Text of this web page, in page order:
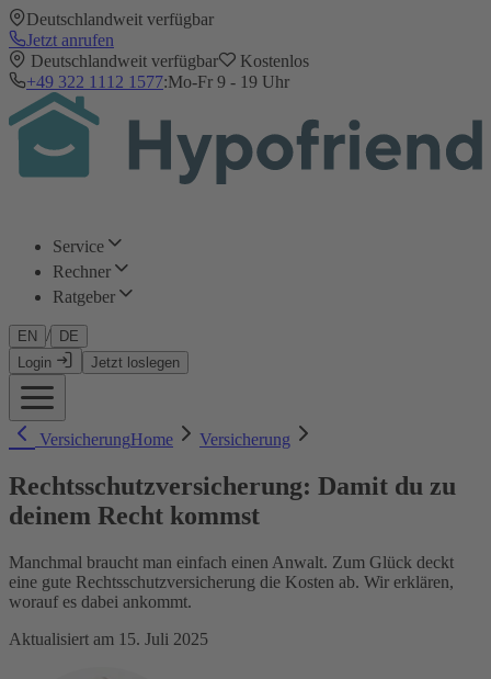
Deutschlandweit verfügbar
Jetzt anrufen
Deutschlandweit verfügbar
Kostenlos
+49 322 1112 1577:Mo-Fr 9 - 19 Uhr
Service
Rechner
Ratgeber
EN /
DE
Login
Jetzt loslegen
VersicherungHome Versicherung
Rechtsschutzversicherung: Damit du zu
deinem Recht kommst
Manchmal braucht man einfach einen Anwalt. Zum Glück deckt
eine gute Rechtsschutzversicherung die Kosten ab. Wir erklären,
worauf es dabei ankommt.
Aktualisiert am 15. Juli 2025